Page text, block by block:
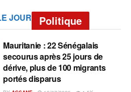
JOUR Politique
Mauritanie : 22 Sénégalais
secourus après 25 jours de
dérive, plus de 100 migrants
portés disparus